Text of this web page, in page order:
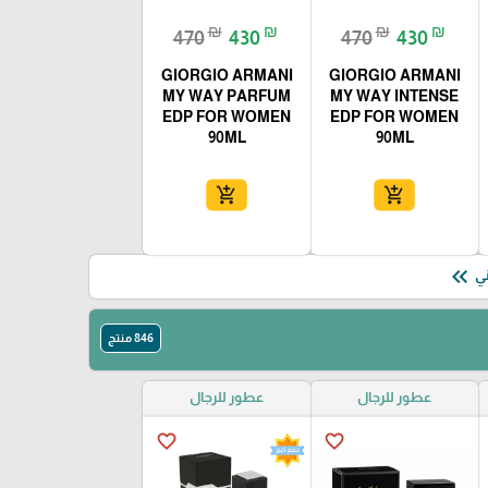
470₪ 430 ₪
GIORGIO ARMANI
MY WAY INTENSE
EDP FOR WOMEN
90ML
add_shopping_cart
470₪ 430 ₪
GIORGIO ARMANI
MY WAY PARFUM
EDP FOR WOMEN
90ML
add_shopping_cart
keyboard_double_arrow_left
846 منتج
عطور للرجال
favorite_border
عطور للرجال
favorite_border